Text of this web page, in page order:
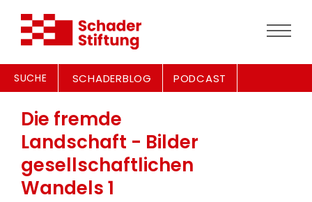
SUCHE SCHADERBLOG PODCAST
Die fremde
Landschaft - Bilder
gesellschaftlichen
Wandels 1